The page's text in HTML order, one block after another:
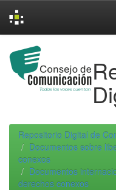
navigation
Repositorio Digital de
Documentos sobre
conexos
Documentos
derechos conexos